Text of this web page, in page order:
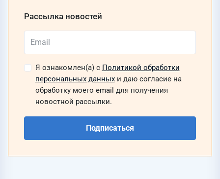
Рассылка новостей
Я ознакомлен(а) с Политикой обработки
персональных данныхи даю согласие на
обработку моего email для получения
новостной рассылки.
Подписаться